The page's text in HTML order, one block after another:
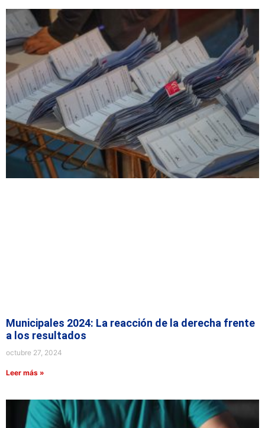
Municipales 2024: La reacción de la derecha frente
a los resultados
octubre 27, 2024
Leer más »